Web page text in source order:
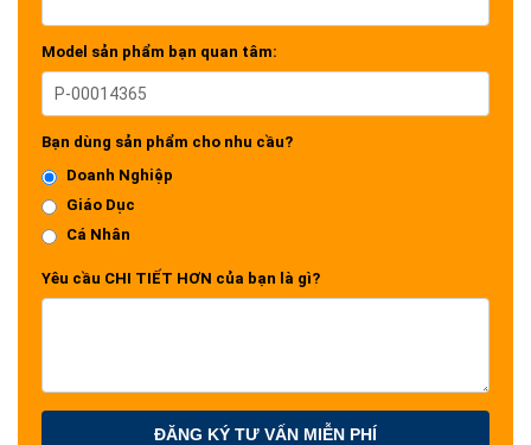
Model sản phẩm bạn quan tâm:
Bạn dùng sản phẩm cho nhu cầu?
Doanh Nghiệp
Giáo Dục
Cá Nhân
Yêu cầu CHI TIẾT HƠN của bạn là gì?
ĐĂNG KÝ TƯ VẤN MIỄN PHÍ